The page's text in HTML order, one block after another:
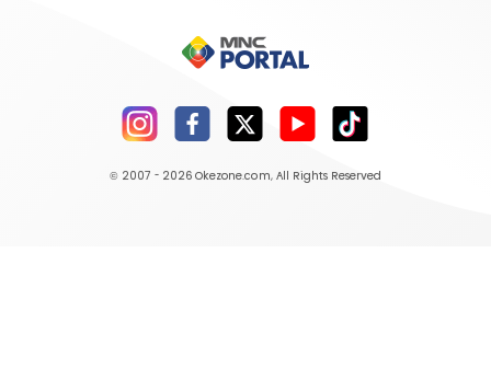
© 2007 - 2026 Okezone.com, All Rights Reserved